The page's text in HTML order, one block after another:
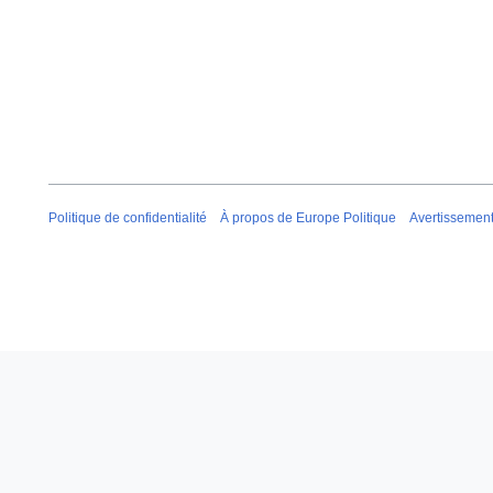
Politique de confidentialité À propos de Europe Politique